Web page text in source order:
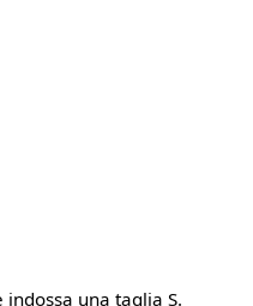
una taglia S.